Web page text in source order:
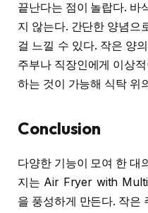
끝난다는 점이 놀랍다. 바
지 않는다. 간단한 양념으
걸 느낄 수 있다. 작은 양
주부나 직장인에게 이상
하는 것이 가능해 식탁 위
Conclusion
다양한 기능이 모여 한 대
지는 Air Fryer with
을 풍성하게 만든다. 작은